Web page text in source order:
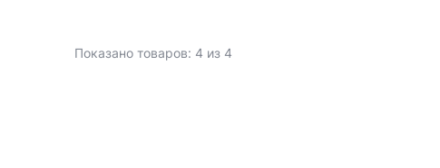
Показано товаров: 4 из 4